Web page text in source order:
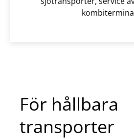
För hållbara
transporter